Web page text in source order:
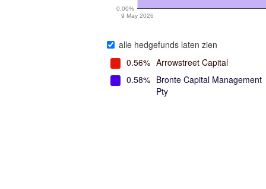
9 May 2026
0.00%
alle hedgefunds laten zien
0.56% Arrowstreet Capital
0.58% Bronte Capital Management
Pty